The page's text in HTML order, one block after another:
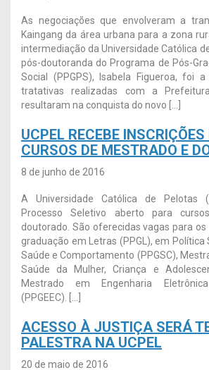
As negociações que envolveram a
Kaingang da área urbana para a zona
intermediação da Universidade Católica
pós-doutoranda do Programa de Pós-
Social (PPGPS), Isabela Figueroa, foi
tratativas realizadas com a
resultaram na conquista do novo […]
UCPEL RECEBE
CURSOS DE MESTRADO E
8 de junho de 2016
A Universidade Católica de Pelotas
Processo Seletivo aberto para
doutorado. São oferecidas vagas para
graduação em Letras (PPGL), em Política
Saúde e Comportamento (PPGSC),
Saúde da Mulher, Criança e
Mestrado em Engenharia
(PPGEEC). […]
ACESSO À JUSTIÇA SERÁ
PALESTRA NA UCPEL
20 de maio de 2016